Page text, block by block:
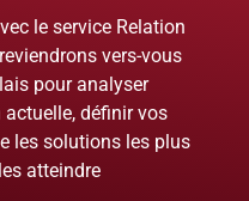
le service Relation
vers-vous
pour analyser
définir vos
les solutions les plus
atteindre